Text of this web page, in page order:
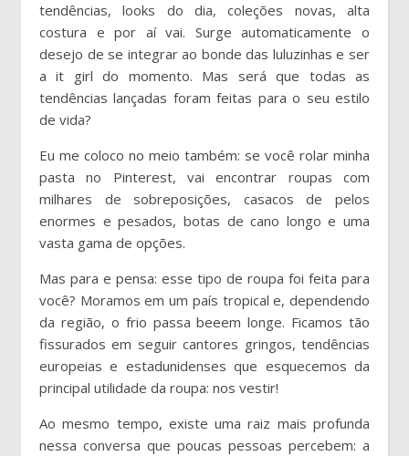
tendências, looks do dia, coleções novas, alta
costura e por aí vai. Surge automaticamente o
desejo de se integrar ao bonde das luluzinhas e ser
a it girl do momento. Mas será que todas as
tendências lançadas foram feitas para o seu estilo
de vida?
Eu me coloco no meio também: se você rolar minha
pasta no Pinterest, vai encontrar roupas com
milhares de sobreposições, casacos de pelos
enormes e pesados, botas de cano longo e uma
vasta gama de opções.
Mas para e pensa: esse tipo de roupa foi feita para
você? Moramos em um país tropical e, dependendo
da região, o frio passa beeem longe. Ficamos tão
fissurados em seguir cantores gringos, tendências
europeias e estadunidenses que esquecemos da
principal utilidade da roupa: nos vestir!
Ao mesmo tempo, existe uma raiz mais profunda
nessa conversa que poucas pessoas percebem: a